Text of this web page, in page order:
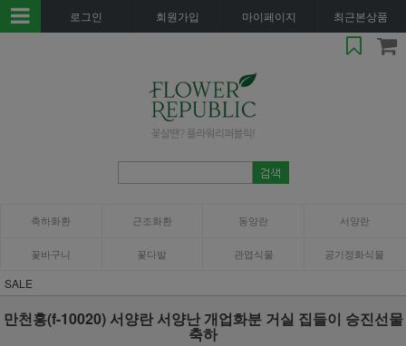
로그인 회원가입 마이페이지 최근본상품
축하화환 근조화환 동양란 서양란
꽃바구니 꽃다발 관엽식물 공기정화식물
SALE
만천홍(f-10020) 서양란 서양난 개업화분 거실 집들이 승진선물
축하